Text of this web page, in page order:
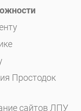
Простодок
сайтов ЛПУ